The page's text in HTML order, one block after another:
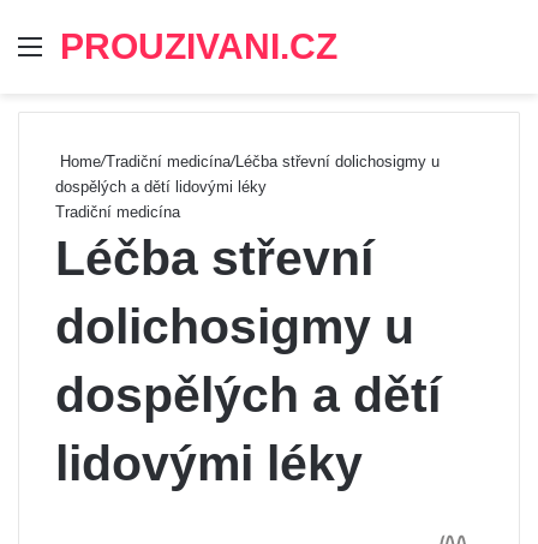
Menu
PROUZIVANI.CZ
Home/Tradiční medicína/Léčba střevní dolichosigmy u
dospělých a dětí lidovými léky
Tradiční medicína
Léčba střevní
dolichosigmy u
dospělých a dětí
lidovými léky